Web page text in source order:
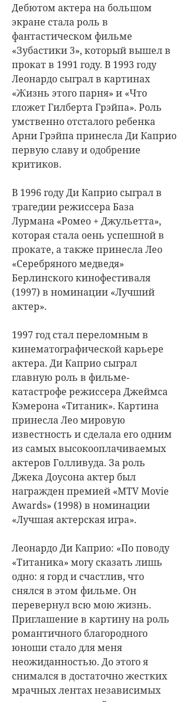
Дебютом актера на большом
экране стала роль в
фантастическом фильме
«Зубастики 3», который вышел в
прокат в 1991 году. В 1993 году
Леонардо сыграл в картинах
«Жизнь этого парня» и «Что
гложет Гилберта Грэйпа». Роль
умственно отсталого ребенка
Арни Грэйпа принесла Ди Каприо
первую славу и одобрение
критиков.
В 1996 году Ди Каприо сыграл в
трагедии режиссера База
Лурмана «Ромео + Джульетта»,
которая стала оень успешной в
прокате, а также принесла Лео
«Серебряного медведя»
Берлинского кинофестиваля
(1997) в номинации «Лучший
актер».
1997 год стал переломным в
кинематографической карьере
актера. Ди Каприо сыграл
главную роль в фильме-
катастрофе режиссера Джеймса
Кэмерона «Титаник». Картина
принесла Лео мировую
известность и сделала его одним
из самых высокооплачиваемых
актеров Голливуда. За роль
Джека Доусона актер был
награжден премией «MTV Movie
Awards» (1998) в номинации
«Лучшая актерская игра».
Леонардо Ди Каприо: «По поводу
«Титаника» могу сказать лишь
одно: я горд и счастлив, что
снялся в этом фильме. Он
перевернул всю мою жизнь.
Приглашение в картину на роль
романтичного благородного
юноши стало для меня
неожиданностью. До этого я
снимался в достаточно жестких
мрачных лентах независимых